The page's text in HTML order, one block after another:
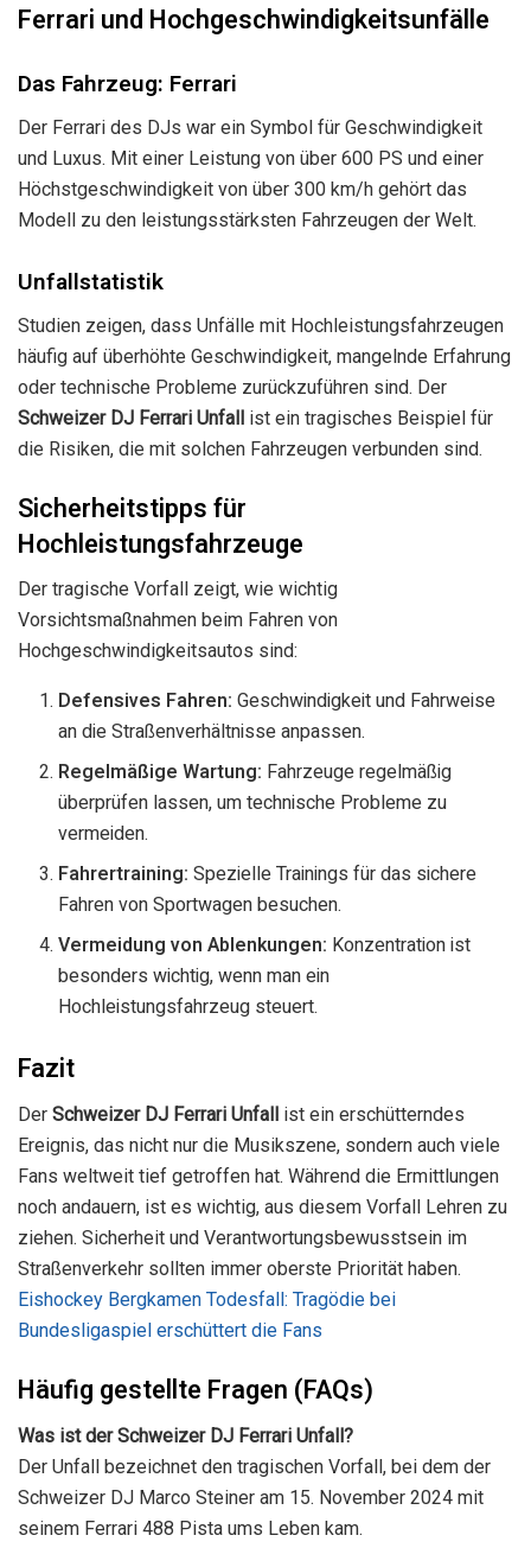
Ferrari und Hochgeschwindigkeitsunfälle
Das Fahrzeug: Ferrari
Der Ferrari des DJs war ein Symbol für Geschwindigkeit
und Luxus. Mit einer Leistung von über 600 PS und einer
Höchstgeschwindigkeit von über 300 km/h gehört das
Modell zu den leistungsstärksten Fahrzeugen der Welt.
Unfallstatistik
Studien zeigen, dass Unfälle mit Hochleistungsfahrzeugen
häufig auf überhöhte Geschwindigkeit, mangelnde Erfahrung
oder technische Probleme zurückzuführen sind. Der
Schweizer DJ Ferrari Unfall ist ein tragisches Beispiel für
die Risiken, die mit solchen Fahrzeugen verbunden sind.
Sicherheitstipps für
Hochleistungsfahrzeuge
Der tragische Vorfall zeigt, wie wichtig
Vorsichtsmaßnahmen beim Fahren von
Hochgeschwindigkeitsautos sind:
Defensives Fahren: Geschwindigkeit und Fahrweise
an die Straßenverhältnisse anpassen.
Regelmäßige Wartung: Fahrzeuge regelmäßig
überprüfen lassen, um technische Probleme zu
vermeiden.
Fahrertraining: Spezielle Trainings für das sichere
Fahren von Sportwagen besuchen.
Vermeidung von Ablenkungen: Konzentration ist
besonders wichtig, wenn man ein
Hochleistungsfahrzeug steuert.
Fazit
Der Schweizer DJ Ferrari Unfall
ist ein erschütterndes
Ereignis, das nicht nur die Musikszene, sondern auch viele
Fans weltweit tief getroffen hat. Während die Ermittlungen
noch andauern, ist es wichtig, aus diesem Vorfall Lehren zu
ziehen. Sicherheit und Verantwortungsbewusstsein im
Straßenverkehr sollten immer oberste Priorität haben.
Eishockey Bergkamen Todesfall: Tragödie bei
Bundesligaspiel erschüttert die Fans
Häufig gestellte Fragen (FAQs)
Was ist der Schweizer DJ Ferrari Unfall?
Der Unfall bezeichnet den tragischen Vorfall, bei dem der
Schweizer DJ Marco Steiner am 15. November 2024 mit
seinem Ferrari 488 Pista ums Leben kam.